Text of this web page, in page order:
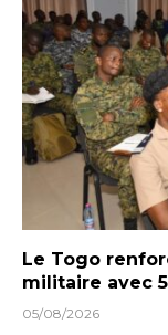
Le Togo
militaire avec
05/08/2026